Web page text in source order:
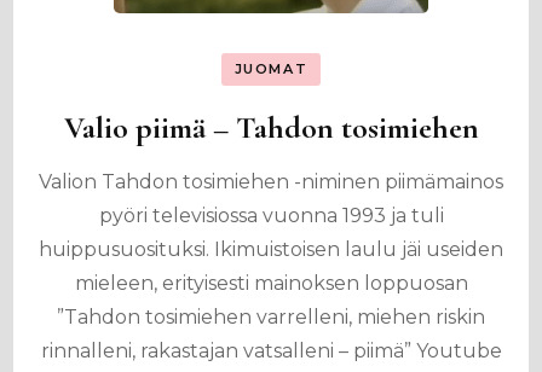
JUOMAT
Valio piimä – Tahdon tosimiehen
Valion Tahdon tosimiehen -niminen piimämainos
pyöri televisiossa vuonna 1993 ja tuli
huippusuosituksi. Ikimuistoisen laulu jäi useiden
mieleen, erityisesti mainoksen loppuosan
”Tahdon tosimiehen varrelleni, miehen riskin
rinnalleni, rakastajan vatsalleni – piimä” Youtube